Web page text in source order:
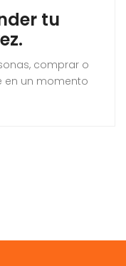
tu
comprar o
en un momento